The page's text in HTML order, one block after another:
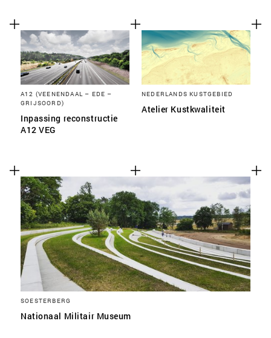
A12 (VEENENDAAL – EDE –
GRIJSOORD)
Inpassing reconstructie
A12 VEG
NEDERLANDS KUSTGEBIED
Atelier Kustkwaliteit
SOESTERBERG
Nationaal Militair Museum